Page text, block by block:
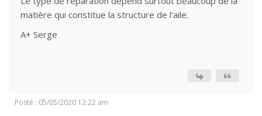
matière qui constitue la structure de l'aile.
A+ Serge
Posté : 05/05/2020 12:22 am